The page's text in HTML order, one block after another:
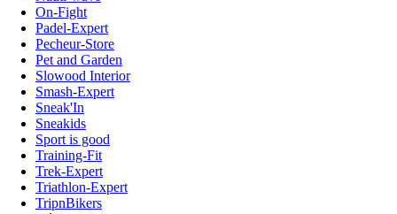
On-Fight
Padel-Expert
Pecheur-Store
Pet and Garden
Slowood Interior
Smash-Expert
Sneak'In
Sneakids
Sport is good
Training-Fit
Trek-Expert
Triathlon-Expert
TripnBikers